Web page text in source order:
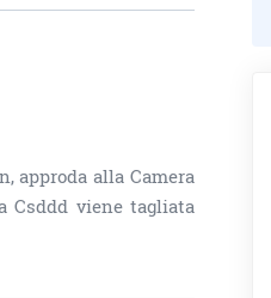
approda alla Camera
Csddd viene tagliata